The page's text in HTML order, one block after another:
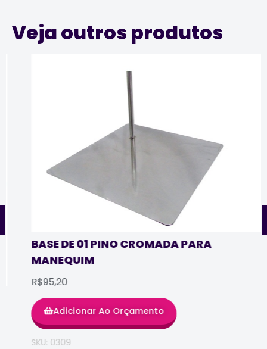
Veja outros produtos
BASE DE 01 PINO CROMADA PARA
MANEQUIM
R$95,20
Adicionar Ao Orçamento
SKU: 0309